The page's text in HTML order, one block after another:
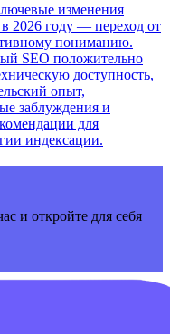
изменения
2026 году — переход от
пониманию.
SEO положительно
доступность,
опыт,
заблуждения и
для
индексации.
и откройте для себя